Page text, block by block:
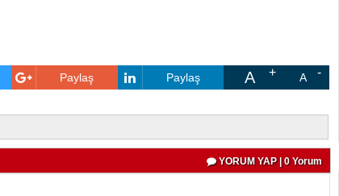
Paylaş Paylaş A A
YORUM YAP | 0 Yorum